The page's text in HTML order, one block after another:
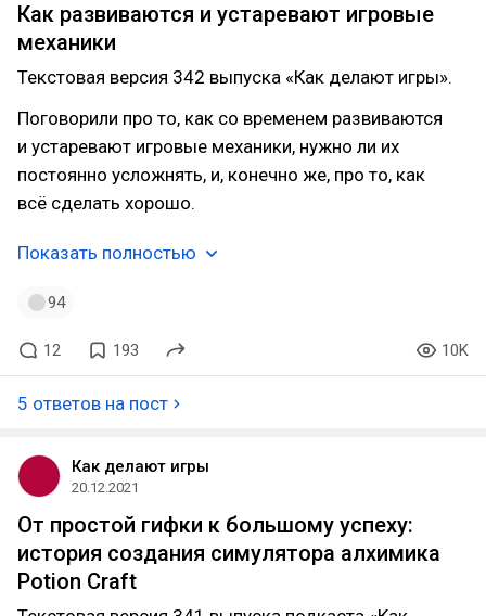
Как развиваются и устаревают игровые
механики
Текстовая версия 342 выпуска «Как делают игры».
Поговорили про то, как со временем развиваются
и устаревают игровые механики, нужно ли их
постоянно усложнять, и, конечно же, про то, как
всё сделать хорошо.
Показать полностью
94
12 193 10K
5 ответов на пост
Как делают игры
20.12.2021
От простой гифки к большому успеху:
история создания симулятора алхимика
Potion Craft